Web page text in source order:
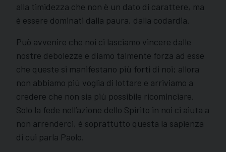
alla timidezza che non è un dato di carattere, ma
è essere dominati dalla paura, dalla codardia.
Può avvenire che noi ci lasciamo vincere dalle
nostre debolezze e diamo talmente forza ad esse
che queste si manifestano più forti di noi; allora
non abbiamo più voglia di lottare e arriviamo a
credere che non sia più possibile ricominciare.
Solo la fede nell’azione dello Spirito in noi ci aiuta a
non arrenderci, è soprattutto questa la sapienza
di cui parla Paolo.